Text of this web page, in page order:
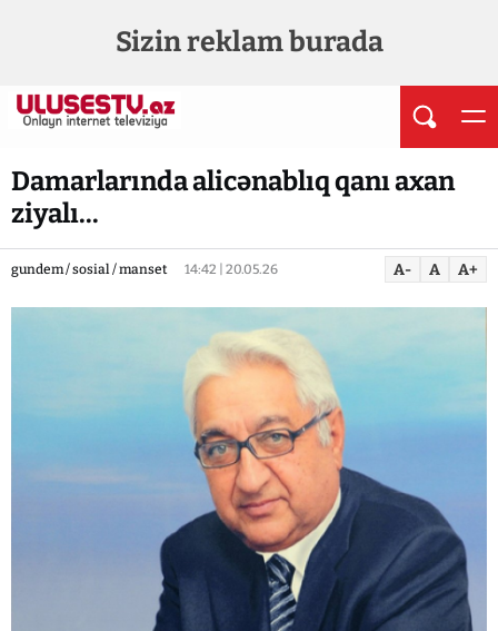
Sizin reklam burada
Damarlarında alicənablıq qanı axan
ziyalı...
gundem / sosial / manset 14:42 | 20.05.26 A- A A+